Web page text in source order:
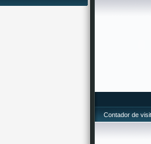
Contador de